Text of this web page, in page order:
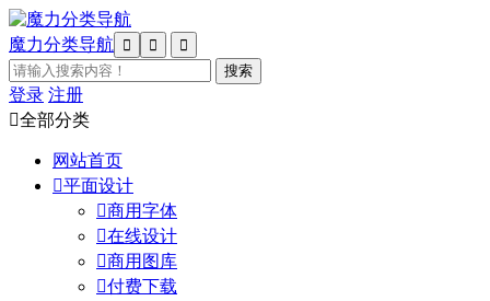
魔力分类导航   
登录 注册
全部分类
网站首页
平面设计
商用字体
在线设计
商用图库
付费下载